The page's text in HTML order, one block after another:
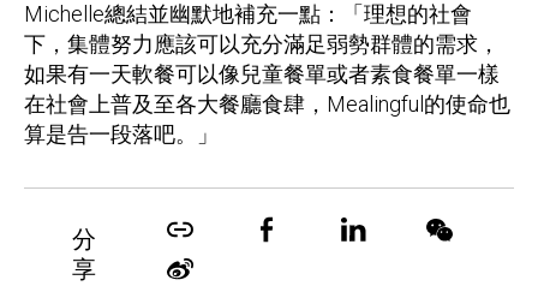
Michelle總結並幽默地補充一點：「理想的社會
下，集體努力應該可以充分滿足弱勢群體的需求，
如果有一天軟餐可以像兒童餐單或者素食餐單一樣
在社會上普及至各大餐廳食肆，Mealingful的使命也
算是告一段落吧。」
分
享